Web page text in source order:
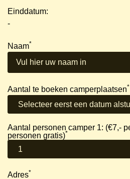
Einddatum:
-
Naam*
Aantal te boeken camperplaatsen*
Aantal personen camper 1: (€7,-
personen gratis)*
Adres*